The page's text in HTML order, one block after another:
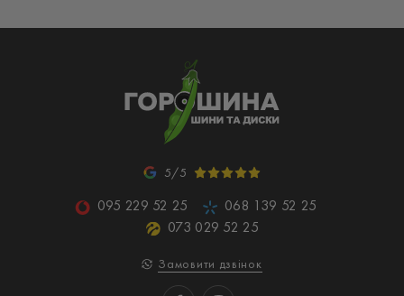
5/5
095 229 52 25
068 139 52 25
073 029 52 25
Замовити дзвінок